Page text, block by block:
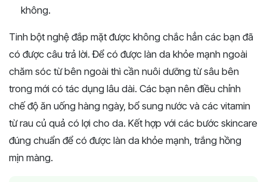
không.
Tinh bột nghệ đắp mặt được không chắc hẳn các bạn đã
có được câu trả lời. Để có được làn da khỏe mạnh ngoài
chăm sóc từ bên ngoài thì cần nuôi dưỡng từ sâu bên
trong mới có tác dụng lâu dài. Các bạn nên điều chỉnh
chế độ ăn uống hàng ngày, bổ sung nước và các vitamin
từ rau củ quả có lợi cho da. Kết hợp với các bước skincare
đúng chuẩn để có được làn da khỏe mạnh, trắng hồng
mịn màng.